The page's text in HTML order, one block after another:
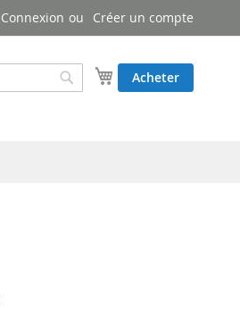
Connexion Créer un compte
Mon panier
Acheter
Rechercher